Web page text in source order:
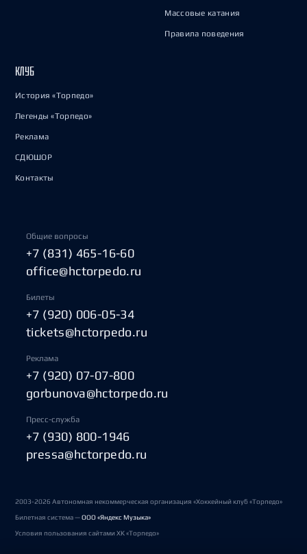
Массовые катания
Правила поведения
КЛУБ
История «Торпедо»
Легенды «Торпедо»
Реклама
СДЮШОР
Контакты
Общие вопросы
+7 (831) 465-16-60
office@hctorpedo.ru
Билеты
+7 (920) 006-05-34
tickets@hctorpedo.ru
Реклама
+7 (920) 07-07-800
gorbunova@hctorpedo.ru
Пресс-служба
+7 (930) 800-1946
pressa@hctorpedo.ru
2003-2026 Автономная некоммерческая организация «Хоккейный клуб «Торпедо»
Билетная система —ООО «Яндекс Музыка»
Условия пользования сайтами ХК «Торпедо»